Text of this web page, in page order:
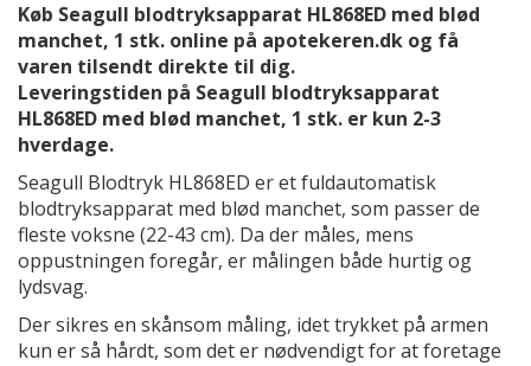
Køb Seagull blodtryksapparat HL868ED med blød
manchet, 1 stk. online på apotekeren.dk og få
varen tilsendt direkte til dig.
Leveringstiden på Seagull blodtryksapparat
HL868ED med blød manchet, 1 stk. er kun 2-3
hverdage.
Seagull Blodtryk HL868ED er et fuldautomatisk
blodtryksapparat med blød manchet, som passer de
fleste voksne (22-43 cm). Da der måles, mens
oppustningen foregår, er målingen både hurtig og
lydsvag.
Der sikres en skånsom måling, idet trykket på armen
kun er så hårdt, som det er nødvendigt for at foretage